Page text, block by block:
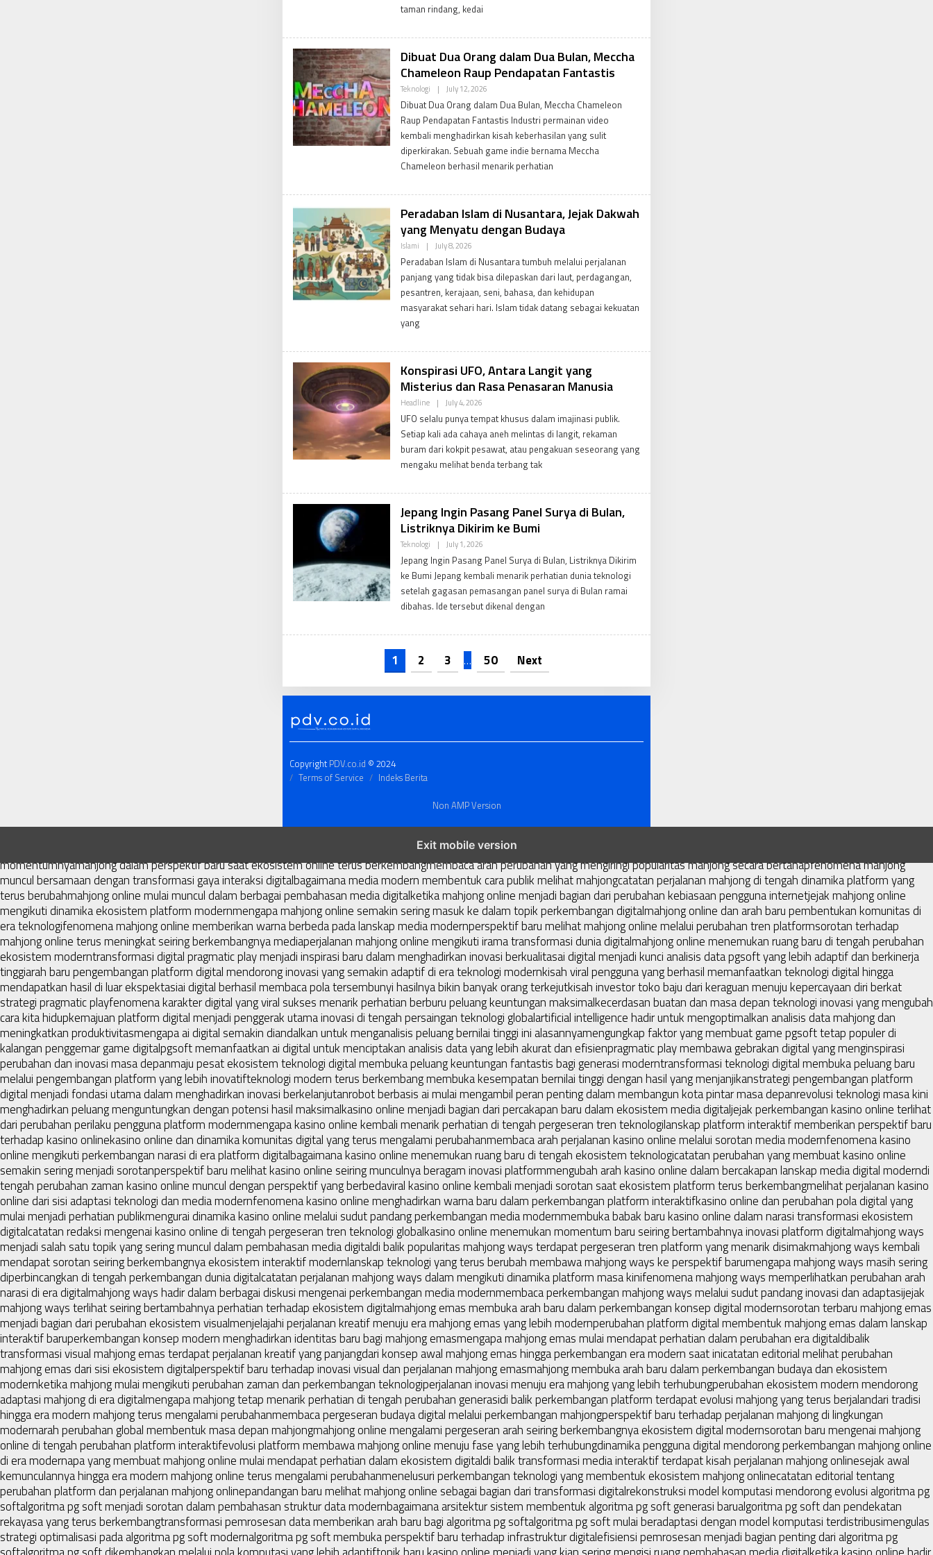
M
taman rindang, kedai
Dibuat Dua Orang dalam Dua Bulan, Meccha
Chameleon Raup Pendapatan Fantastis
Teknologi | July 12, 2026
P
D
V
A
M
I
Dibuat Dua Orang dalam Dua Bulan, Meccha Chameleon
Raup Pendapatan Fantastis Industri permainan video
kembali menghadirkan kisah keberhasilan yang sulit
diperkirakan. Sebuah game indie bernama Meccha
Chameleon berhasil menarik perhatian
Peradaban Islam di Nusantara, Jejak Dakwah
yang Menyatu dengan Budaya
Islami | July 8, 2026
P
D
V
A
D
M
Peradaban Islam di Nusantara tumbuh melalui perjalanan
panjang yang tidak bisa dilepaskan dari laut, perdagangan,
pesantren, kerajaan, seni, bahasa, dan kehidupan
masyarakat sehari hari. Islam tidak datang sebagai kekuatan
yang
Konspirasi UFO, Antara Langit yang
Misterius dan Rasa Penasaran Manusia
Headline | July 4, 2026
P
D
V
A
M
UFO selalu punya tempat khusus dalam imajinasi publik.
Setiap kali ada cahaya aneh melintas di langit, rekaman
buram dari kokpit pesawat, atau pengakuan seseorang yang
mengaku melihat benda terbang tak
Jepang Ingin Pasang Panel Surya di Bulan,
Listriknya Dikirim ke Bumi
Teknologi | July 1, 2026
P
D
V
A
M
Jepang Ingin Pasang Panel Surya di Bulan, Listriknya Dikirim
ke Bumi Jepang kembali menarik perhatian dunia teknologi
setelah gagasan pemasangan panel surya di Bulan ramai
dibahas. Ide tersebut dikenal dengan
1 2 3 … 50 Next
CopyrightPDV.co.id © 2024
Terms of Service
Indeks Berita
Non AMP Version
Exit mobile version
lanskap media digital membuka ruang baru bagi perkembangan mahjong
momentumnyamahjong dalam perspektif baru saat ekosistem online terus berkembangmembaca arah perubahan yang mengiringi popularitas mahjong secara bertahapfenomena mahjong
muncul bersamaan dengan transformasi gaya interaksi digitalbagaimana media modern membentuk cara publik melihat mahjongcatatan perjalanan mahjong di tengah dinamika platform yang
terus berubahmahjong online mulai muncul dalam berbagai pembahasan media digitalketika mahjong online menjadi bagian dari perubahan kebiasaan pengguna internetjejak mahjong online
mengikuti dinamika ekosistem platform modernmengapa mahjong online semakin sering masuk ke dalam topik perkembangan digitalmahjong online dan arah baru pembentukan komunitas di
era teknologifenomena mahjong online memberikan warna berbeda pada lanskap media modernperspektif baru melihat mahjong online melalui perubahan tren platformsorotan terhadap
mahjong online terus meningkat seiring berkembangnya mediaperjalanan mahjong online mengikuti irama transformasi dunia digitalmahjong online menemukan ruang baru di tengah perubahan
ekosistem moderntransformasi digital pragmatic play menjadi inspirasi baru dalam menghadirkan inovasi berkualitasai digital menjadi kunci analisis data pgsoft yang lebih adaptif dan berkinerja
tinggiarah baru pengembangan platform digital mendorong inovasi yang semakin adaptif di era teknologi modernkisah viral pengguna yang berhasil memanfaatkan teknologi digital hingga
mendapatkan hasil di luar ekspektasiai digital berhasil membaca pola tersembunyi hasilnya bikin banyak orang terkejutkisah investor toko baju dari keraguan menuju kepercayaan diri berkat
strategi pragmatic playfenomena karakter digital yang viral sukses menarik perhatian berburu peluang keuntungan maksimalkecerdasan buatan dan masa depan teknologi inovasi yang mengubah
cara kita hidupkemajuan platform digital menjadi penggerak utama inovasi di tengah persaingan teknologi globalartificial intelligence hadir untuk mengoptimalkan analisis data mahjong dan
meningkatkan produktivitasmengapa ai digital semakin diandalkan untuk menganalisis peluang bernilai tinggi ini alasannyamengungkap faktor yang membuat game pgsoft tetap populer di
kalangan penggemar game digitalpgsoft memanfaatkan ai digital untuk menciptakan analisis data yang lebih akurat dan efisienpragmatic play membawa gebrakan digital yang menginspirasi
perubahan dan inovasi masa depanmaju pesat ekosistem teknologi digital membuka peluang keuntungan fantastis bagi generasi moderntransformasi teknologi digital membuka peluang baru
melalui pengembangan platform yang lebih inovatifteknologi modern terus berkembang membuka kesempatan bernilai tinggi dengan hasil yang menjanjikanstrategi pengembangan platform
digital menjadi fondasi utama dalam menghadirkan inovasi berkelanjutanrobot berbasis ai mulai mengambil peran penting dalam membangun kota pintar masa depanrevolusi teknologi masa kini
menghadirkan peluang menguntungkan dengan potensi hasil maksimalkasino online menjadi bagian dari percakapan baru dalam ekosistem media digitaljejak perkembangan kasino online terlihat
dari perubahan perilaku pengguna platform modernmengapa kasino online kembali menarik perhatian di tengah pergeseran tren teknologilanskap platform interaktif memberikan perspektif baru
terhadap kasino onlinekasino online dan dinamika komunitas digital yang terus mengalami perubahanmembaca arah perjalanan kasino online melalui sorotan media modernfenomena kasino
online mengikuti perkembangan narasi di era platform digitalbagaimana kasino online menemukan ruang baru di tengah ekosistem teknologicatatan perubahan yang membuat kasino online
semakin sering menjadi sorotanperspektif baru melihat kasino online seiring munculnya beragam inovasi platformmengubah arah kasino online dalam bercakapan lanskap media digital moderndi
tengah perubahan zaman kasino online muncul dengan perspektif yang berbedaviral kasino online kembali menjadi sorotan saat ekosistem platform terus berkembangmelihat perjalanan kasino
online dari sisi adaptasi teknologi dan media modernfenomena kasino online menghadirkan warna baru dalam perkembangan platform interaktifkasino online dan perubahan pola digital yang
mulai menjadi perhatian publikmengurai dinamika kasino online melalui sudut pandang perkembangan media modernmembuka babak baru kasino online dalam narasi transformasi ekosistem
digitalcatatan redaksi mengenai kasino online di tengah pergeseran tren teknologi globalkasino online menemukan momentum baru seiring bertambahnya inovasi platform digitalmahjong ways
menjadi salah satu topik yang sering muncul dalam pembahasan media digitaldi balik popularitas mahjong ways terdapat pergeseran tren platform yang menarik disimakmahjong ways kembali
mendapat sorotan seiring berkembangnya ekosistem interaktif modernlanskap teknologi yang terus berubah membawa mahjong ways ke perspektif barumengapa mahjong ways masih sering
diperbincangkan di tengah perkembangan dunia digitalcatatan perjalanan mahjong ways dalam mengikuti dinamika platform masa kinifenomena mahjong ways memperlihatkan perubahan arah
narasi di era digitalmahjong ways hadir dalam berbagai diskusi mengenai perkembangan media modernmembaca perkembangan mahjong ways melalui sudut pandang inovasi dan adaptasijejak
mahjong ways terlihat seiring bertambahnya perhatian terhadap ekosistem digitalmahjong emas membuka arah baru dalam perkembangan konsep digital modernsorotan terbaru mahjong emas
menjadi bagian dari perubahan ekosistem visualmenjelajahi perjalanan kreatif menuju era mahjong emas yang lebih modernperubahan platform digital membentuk mahjong emas dalam lanskap
interaktif baruperkembangan konsep modern menghadirkan identitas baru bagi mahjong emasmengapa mahjong emas mulai mendapat perhatian dalam perubahan era digitaldibalik
transformasi visual mahjong emas terdapat perjalanan kreatif yang panjangdari konsep awal mahjong emas hingga perkembangan era modern saat inicatatan editorial melihat perubahan
mahjong emas dari sisi ekosistem digitalperspektif baru terhadap inovasi visual dan perjalanan mahjong emasmahjong membuka arah baru dalam perkembangan budaya dan ekosistem
modernketika mahjong mulai mengikuti perubahan zaman dan perkembangan teknologiperjalanan inovasi menuju era mahjong yang lebih terhubungperubahan ekosistem modern mendorong
adaptasi mahjong di era digitalmengapa mahjong tetap menarik perhatian di tengah perubahan generasidi balik perkembangan platform terdapat evolusi mahjong yang terus berjalandari tradisi
hingga era modern mahjong terus mengalami perubahanmembaca pergeseran budaya digital melalui perkembangan mahjongperspektif baru terhadap perjalanan mahjong di lingkungan
modernarah perubahan global membentuk masa depan mahjongmahjong online mengalami pergeseran arah seiring berkembangnya ekosistem digital modernsorotan baru mengenai mahjong
online di tengah perubahan platform interaktifevolusi platform membawa mahjong online menuju fase yang lebih terhubungdinamika pengguna digital mendorong perkembangan mahjong online
di era modernapa yang membuat mahjong online mulai mendapat perhatian dalam ekosistem digitaldi balik transformasi media interaktif terdapat kisah perjalanan mahjong onlinesejak awal
kemunculannya hingga era modern mahjong online terus mengalami perubahanmenelusuri perkembangan teknologi yang membentuk ekosistem mahjong onlinecatatan editorial tentang
perubahan platform dan perjalanan mahjong onlinepandangan baru melihat mahjong online sebagai bagian dari transformasi digitalrekonstruksi model komputasi mendorong evolusi algoritma pg
softalgoritma pg soft menjadi sorotan dalam pembahasan struktur data modernbagaimana arsitektur sistem membentuk algoritma pg soft generasi barualgoritma pg soft dan pendekatan
rekayasa yang terus berkembangtransformasi pemrosesan data memberikan arah baru bagi algoritma pg softalgoritma pg soft mulai beradaptasi dengan model komputasi terdistribusimengulas
strategi optimalisasi pada algoritma pg soft modernalgoritma pg soft membuka perspektif baru terhadap infrastruktur digitalefisiensi pemrosesan menjadi bagian penting dari algoritma pg